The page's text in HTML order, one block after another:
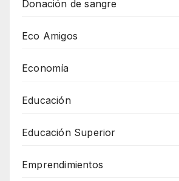
Donación de sangre
Eco Amigos
Economía
Educación
Educación Superior
Emprendimientos